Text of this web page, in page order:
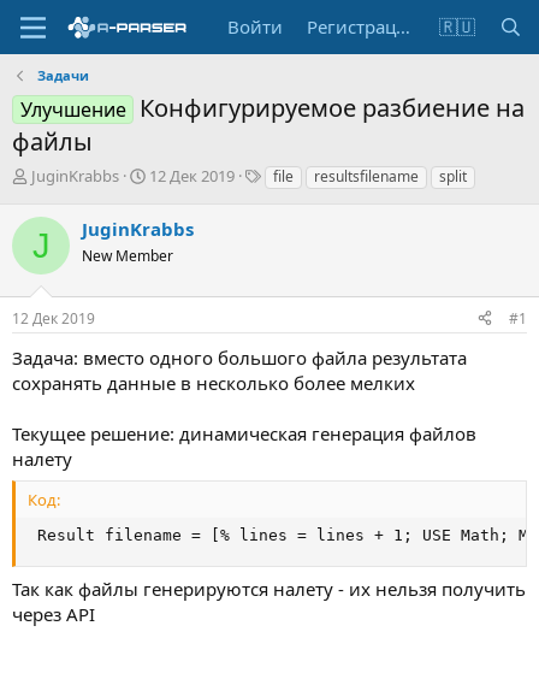
Войти Регистрация 🇷🇺
Задачи
Улучшение
Конфигурируемое разбиение на
файлы
А
т
о
р
е
м
JuginKrabbs
Д
а
н
ч
а
12 Дек 2019
Тfile resultsfilename split
J JuginKrabbs
New Member
12 Дек 2019 #1
Задача: вместо одного большого файла результата
сохранять данные в несколько более мелких
Текущее решение: динамическая генерация файлов
налету
Код:
Result filename = [% lines = lines + 1; USE
Так как файлы генерируются налету - их нельзя получить
через API